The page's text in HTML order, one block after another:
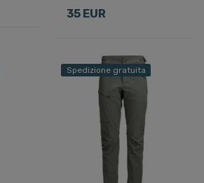
35 EUR
Spedizione gratuita